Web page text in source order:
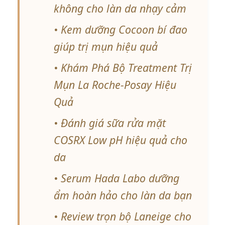
không cho làn da nhạy cảm
• Kem dưỡng Cocoon bí đao
giúp trị mụn hiệu quả
• Khám Phá Bộ Treatment Trị
Mụn La Roche-Posay Hiệu
Quả
• Đánh giá sữa rửa mặt
COSRX Low pH hiệu quả cho
da
• Serum Hada Labo dưỡng
ẩm hoàn hảo cho làn da bạn
• Review trọn bộ Laneige cho